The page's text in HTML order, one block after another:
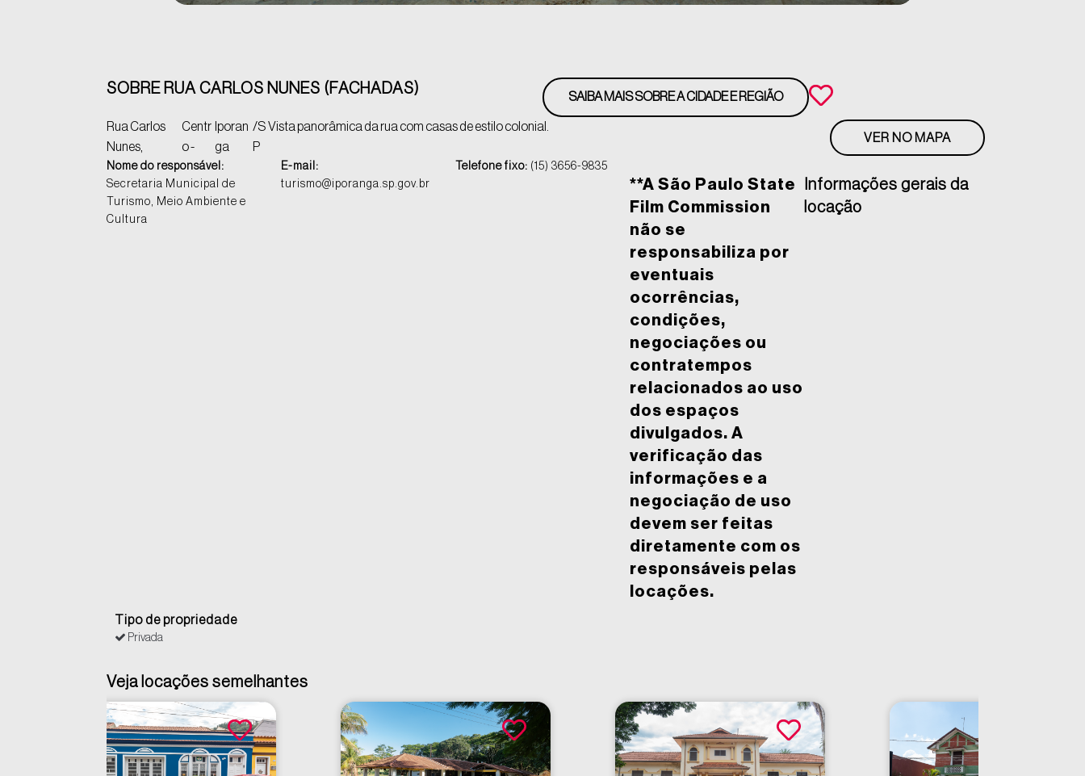
SOBRE RUA CARLOS NUNES (FACHADAS) SAIBA MAIS SOBRE A CIDADE E REGIÃO
Rua Carlos
Nunes,
Centr
o -
Iporan
ga
/S
P
Vista panorâmica da rua com casas de estilo colonial.
VER NO MAPA
Nome do responsável:
Secretaria Municipal de
Turismo, Meio Ambiente e
Cultura
E-mail:
turismo@iporanga.sp.gov.br
Telefone fixo: (15) 3656-9835
**A São Paulo State
Film Commission
não se
responsabiliza por
eventuais
ocorrências,
condições,
negociações ou
contratempos
relacionados ao uso
dos espaços
divulgados. A
verificação das
informações e a
negociação de uso
devem ser feitas
diretamente com os
responsáveis pelas
locações.
Informações gerais da
locação
Tipo de propriedade
Privada
Veja locações semelhantes